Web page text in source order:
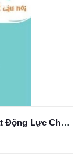
Tâm Lý Học Trẻ Em 0-12 Tuổi - Kích Hoạt Động Lực Cho Trẻ Bằng Một Câu Nói - Erika Takeuchi